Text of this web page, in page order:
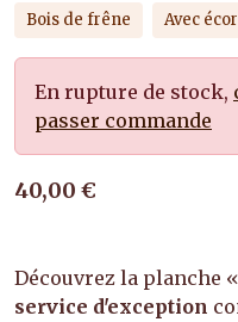
Bois de frêne Avec
En rupture de stock,
passer commande
40,00 €
Découvrez la planche «
service d'exception